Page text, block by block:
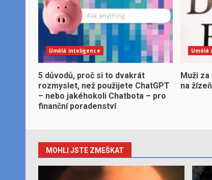
Umělá inteligence
5 důvodů, proč si to dvakrát
rozmyslet, než použijete ChatGPT
– nebo jakéhokoli Chatbota – pro
finanční poradenství
Umělá
Muži
na
MOHLI JSTE ZMEŠKAT